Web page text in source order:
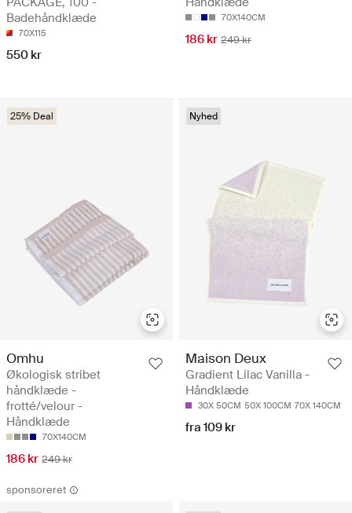
Badehåndklæde
70X115
550 kr
70X140CM
186 kr 249 kr
25% Deal
Omhu
Økologisk stribet
håndklæde -
frotté/velour -
Håndklæde
70X140CM
186 kr 249 kr
Nyhed
Maison Deux
Gradient Lilac Vanilla -
Håndklæde
30X 50CM 50X 100CM 70X 140CM
fra 109 kr
sponsoreret